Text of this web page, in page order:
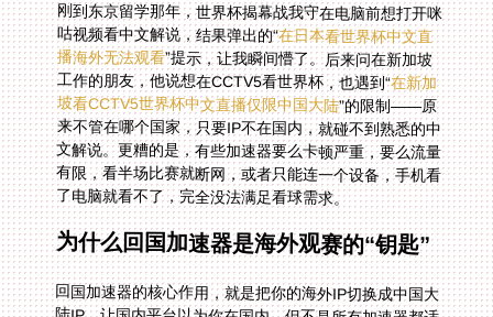
刚到东京留学那年，世界杯揭幕战我守在电脑前想打开咪
咕视频看中文解说，结果弹出的“在日本看世界杯中文直
播海外无法观看”提示，让我瞬间懵了。后来问在新加坡
工作的朋友，他说想在CCTV5看世界杯，也遇到“在新加
坡看CCTV5世界杯中文直播仅限中国大陆”的限制——原
来不管在哪个国家，只要IP不在国内，就碰不到熟悉的中
文解说。更糟的是，有些加速器要么卡顿严重，要么流量
有限，看半场比赛就断网，或者只能连一个设备，手机看
了电脑就看不了，完全没法满足看球需求。
为什么回国加速器是海外观赛的“钥匙”
回国加速器的核心作用，就是把你的海外IP切换成中国大
陆IP，让国内平台以为你在国内。但不是所有加速器都适
合看体育直播——有些节点少，连接慢；有些支持的设备
有限，没法兼顾手机和电视；还有的流量不够，看一场